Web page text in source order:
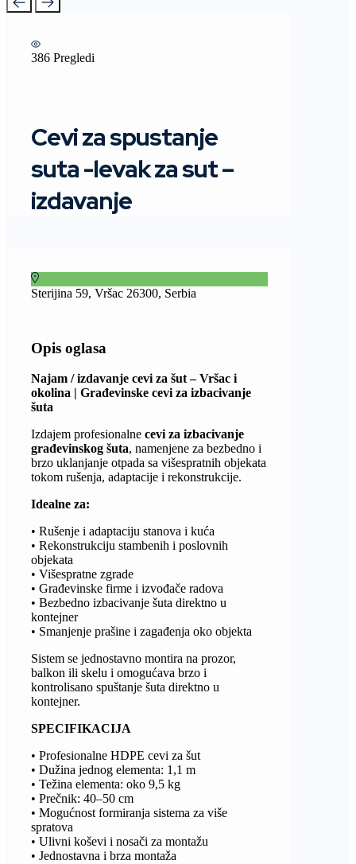
386 Pregledi
Cevi za spustanje
suta -levak za sut –
izdavanje
Sterijina 59, Vršac 26300, Serbia
Opis oglasa
Najam / izdavanje cevi za šut – Vršac i
okolina | Građevinske cevi za izbacivanje
šuta
Izdajem profesionalne cevi za izbacivanje
građevinskog šuta, namenjene za bezbedno i
brzo uklanjanje otpada sa višespratnih objekata
tokom rušenja, adaptacije i rekonstrukcije.
Idealne za:
• Rušenje i adaptaciju stanova i kuća
• Rekonstrukciju stambenih i poslovnih
objekata
• Višespratne zgrade
• Građevinske firme i izvođače radova
• Bezbedno izbacivanje šuta direktno u
kontejner
• Smanjenje prašine i zagađenja oko objekta
Sistem se jednostavno montira na prozor,
balkon ili skelu i omogućava brzo i
kontrolisano spuštanje šuta direktno u
kontejner.
SPECIFIKACIJA
• Profesionalne HDPE cevi za šut
• Dužina jednog elementa: 1,1 m
• Težina elementa: oko 9,5 kg
• Prečnik: 40–50 cm
• Mogućnost formiranja sistema za više
spratova
• Ulivni koševi i nosači za montažu
• Jednostavna i brza montaža